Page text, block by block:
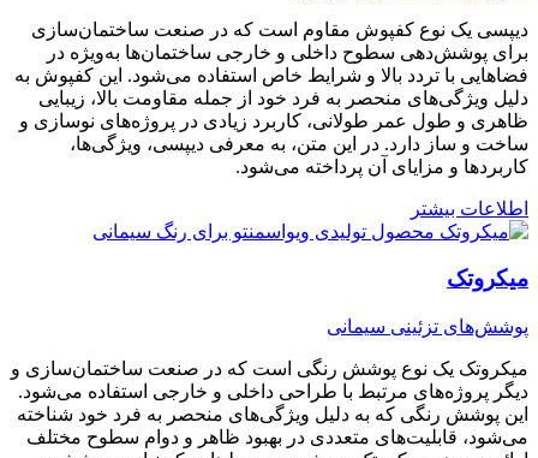
دیپسی یک نوع کفپوش مقاوم است که در صنعت ساختمان‌سازی
برای پوشش‌دهی سطوح داخلی و خارجی ساختمان‌ها به‌ویژه در
فضاهایی با تردد بالا و شرایط خاص استفاده می‌شود. این کفپوش به
دلیل ویژگی‌های منحصر به فرد خود از جمله مقاومت بالا، زیبایی
ظاهری و طول عمر طولانی، کاربرد زیادی در پروژه‌های نوسازی و
ساخت و ساز دارد. در این متن، به معرفی دیپسی، ویژگی‌ها،
کاربردها و مزایای آن پرداخته می‌شود.
اطلاعات بیشتر
میکروتک
پوشش‌های تزئینی سیمانی
میکروتک یک نوع پوشش رنگی است که در صنعت ساختمان‌سازی و
دیگر پروژه‌های مرتبط با طراحی داخلی و خارجی استفاده می‌شود.
این پوشش رنگی که به دلیل ویژگی‌های منحصر به فرد خود شناخته
می‌شود، قابلیت‌های متعددی در بهبود ظاهر و دوام سطوح مختلف